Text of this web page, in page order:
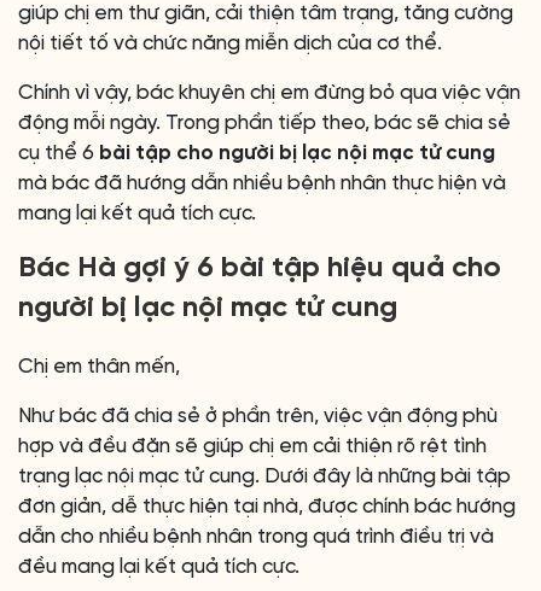
giúp chị em thư giãn, cải thiện tâm trạng, tăng cường
nội tiết tố và chức năng miễn dịch của cơ thể.
Chính vì vậy, bác khuyên chị em đừng bỏ qua việc vận
động mỗi ngày. Trong phần tiếp theo, bác sẽ chia sẻ
cụ thể 6 bài tập cho người bị lạc nội mạc tử cung
mà bác đã hướng dẫn nhiều bệnh nhân thực hiện và
mang lại kết quả tích cực.
Bác Hà gợi ý 6 bài tập hiệu quả cho
người bị lạc nội mạc tử cung
Chị em thân mến,
Như bác đã chia sẻ ở phần trên, việc vận động phù
hợp và đều đặn sẽ giúp chị em cải thiện rõ rệt tình
trạng lạc nội mạc tử cung. Dưới đây là những bài tập
đơn giản, dễ thực hiện tại nhà, được chính bác hướng
dẫn cho nhiều bệnh nhân trong quá trình điều trị và
đều mang lại kết quả tích cực.